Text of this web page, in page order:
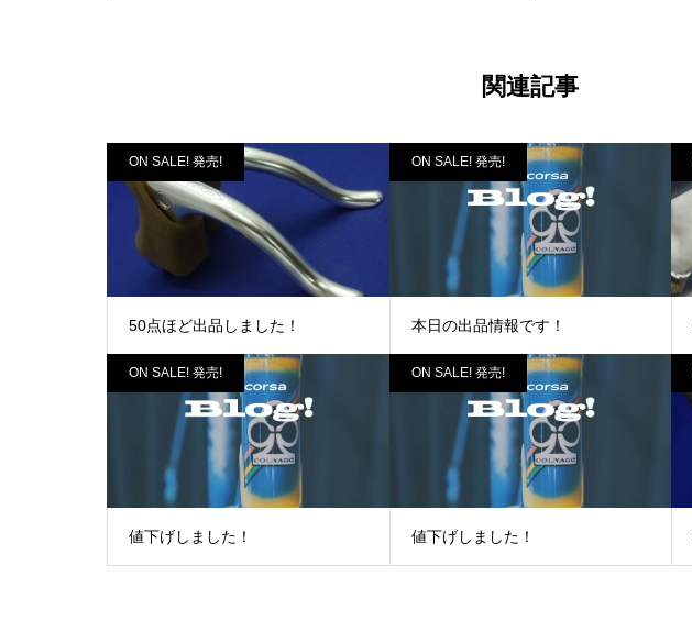
関連記事
ON SALE! 発売!
50点ほど出品しました！
ON SALE! 発売!
本日の出品情報です！
ON SALE! 発売!
値下げしました！
ON SALE! 発売!
値下げしました！